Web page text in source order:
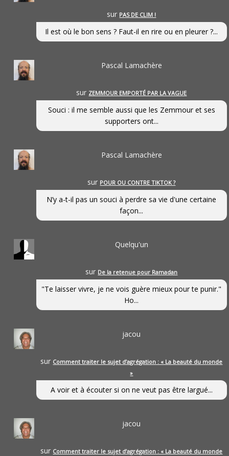
sur PAS DE CLIM !
Il est où le bon sens ? Faut-il en rire ou en pleurer ?...
Pascal Lamachère
sur ZEMMOUR EMPORTÉ PAR LA VAGUE
Souci : il me semble aussi que les Zemmour et ses
supporters ont...
Pascal Lamachère
sur POUR OU CONTRE TIKTOK ?
N’y a-t-il pas un souci à perdre sa vie d'une certaine
façon...
Quelqu'un
sur De la retenue pour Ramadan
"Te laisser vivre, je ne vois guère mieux pour te punir."
Ho...
jacou
sur Comment traiter le sujet d’agrégation : « La beauté du monde
»
A voir et à écouter si on ne veut pas être largué...
jacou
sur Comment traiter le sujet d’agrégation : « La beauté du monde